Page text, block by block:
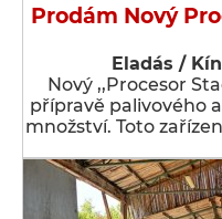
Prodám Nový
Eladás /
Nový ,,Procesor
přípravě palivového
množství. Toto